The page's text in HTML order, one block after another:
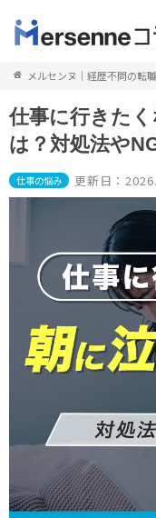
メルセンヌ｜経歴不問の転
仕事に行きた
は？対処法や
仕事の悩み 更新日：